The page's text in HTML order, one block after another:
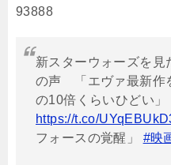
93888
新スターウォーズを見
の声 「エヴァ最新作
の10倍くらいひどい」
https://t.co/
フォースの覚醒」 #映